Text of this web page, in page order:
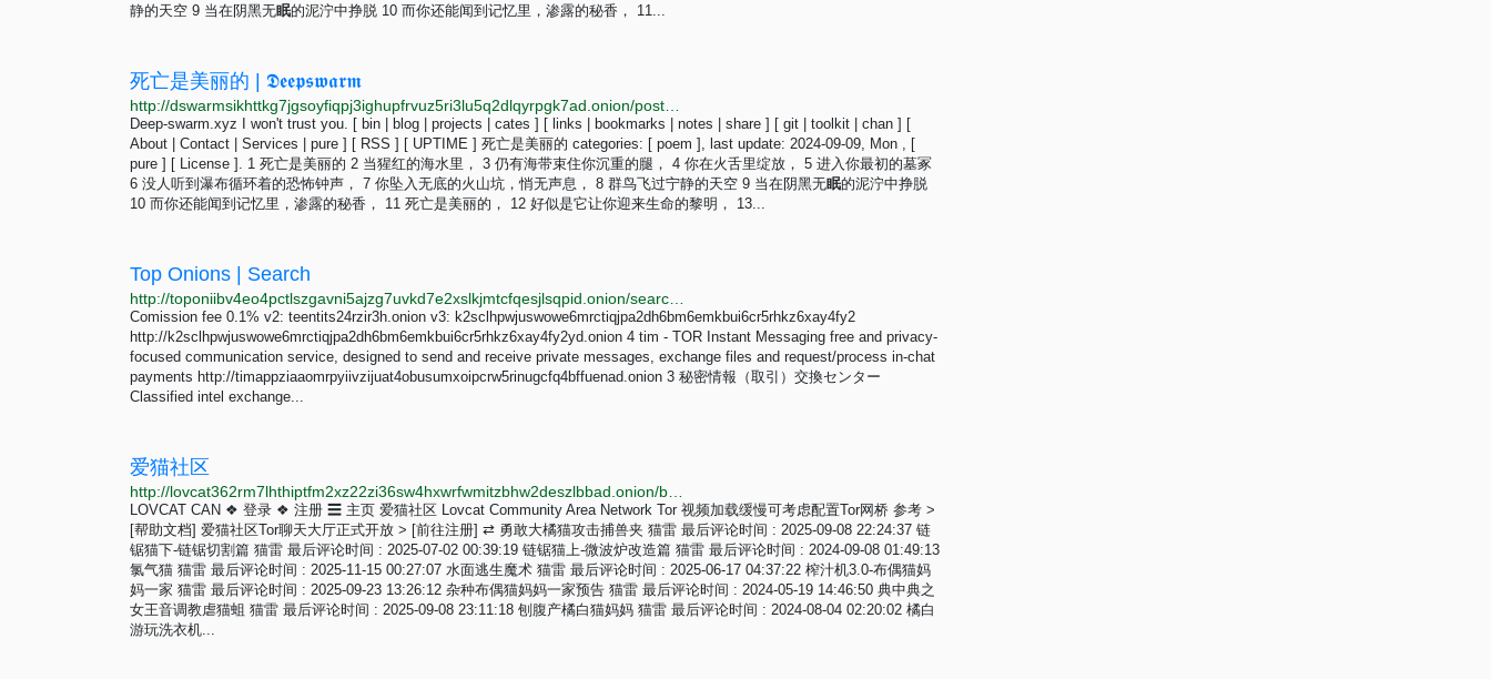
静的天空 9 当在阴黑无眠的泥泞中挣脱 10 而你还能闻到记忆里，渗露的秘香， 11...
死亡是美丽的 | 𝕯𝖊𝖊𝖕𝖘𝖜𝖆𝖗𝖒
Deep-swarm.xyz I won't trust you. [ bin | blog | projects | cates ] [ links | bookmarks | notes | share ] [ git | toolkit | chan ] [
About | Contact | Services | pure ] [ RSS ] [ UPTIME ] 死亡是美丽的 categories: [ poem ], last update: 2024-09-09, Mon , [
pure ] [ License ]. 1 死亡是美丽的 2 当猩红的海水里， 3 仍有海带束住你沉重的腿， 4 你在火舌里绽放， 5 进入你最初的墓冢
6 没人听到瀑布循环着的恐怖钟声， 7 你坠入无底的火山坑，悄无声息， 8 群鸟飞过宁静的天空 9 当在阴黑无眠的泥泞中挣脱
10 而你还能闻到记忆里，渗露的秘香， 11 死亡是美丽的， 12 好似是它让你迎来生命的黎明， 13...
Top Onions | Search
Comission fee 0.1% v2: teentits24rzir3h.onion v3: k2sclhpwjuswowe6mrctiqjpa2dh6bm6emkbui6cr5rhkz6xay4fy2
http://k2sclhpwjuswowe6mrctiqjpa2dh6bm6emkbui6cr5rhkz6xay4fy2yd.onion 4 tim - TOR Instant Messaging free and privacy-
focused communication service, designed to send and receive private messages, exchange files and request/process in-chat
payments http://timappziaaomrpyiivzijuat4obusumxoipcrw5rinugcfq4bffuenad.onion 3 秘密情報（取引）交換センター
Classified intel exchange...
爱猫社区
LOVCAT CAN ❖ 登录 ❖ 注册 ☰ 主页 爱猫社区 Lovcat Community Area Network Tor 视频加载缓慢可考虑配置Tor网桥 参考 >
[帮助文档] 爱猫社区Tor聊天大厅正式开放 > [前往注册] ⇄ 勇敢大橘猫攻击捕兽夹 猫雷 最后评论时间 : 2025-09-08 22:24:37 链
锯猫下-链锯切割篇 猫雷 最后评论时间 : 2025-07-02 00:39:19 链锯猫上-微波炉改造篇 猫雷 最后评论时间 : 2024-09-08 01:49:13
氯气猫 猫雷 最后评论时间 : 2025-11-15 00:27:07 水面逃生魔术 猫雷 最后评论时间 : 2025-06-17 04:37:22 榨汁机3.0-布偶猫妈
妈一家 猫雷 最后评论时间 : 2025-09-23 13:26:12 杂种布偶猫妈妈一家预告 猫雷 最后评论时间 : 2024-05-19 14:46:50 典中典之
女王音调教虐猫蛆 猫雷 最后评论时间 : 2025-09-08 23:11:18 刨腹产橘白猫妈妈 猫雷 最后评论时间 : 2024-08-04 02:20:02 橘白
游玩洗衣机...